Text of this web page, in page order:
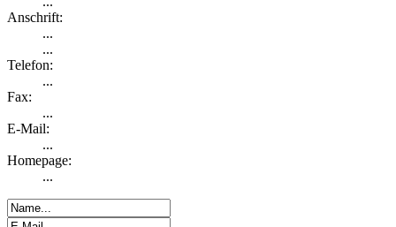
Anschrift:
...
...
Telefon:
...
Fax:
...
E-Mail:
...
Homepage:
...